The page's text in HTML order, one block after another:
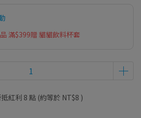
滿$399贈 貓貓飲料杯套
紅利 8 點 (約等於 NT$8 )